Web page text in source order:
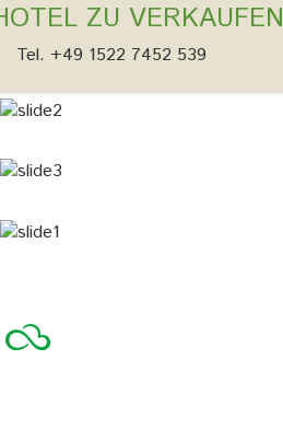
ZU VERKAUFEN
Tel. +49 1522 7452 539